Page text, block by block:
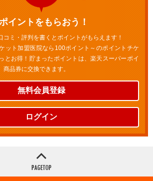
イントをもらおう！
コミ・評判を書くとポイントがもらえます！
ット加盟医院なら100ポイント～のポイントチケ
とお得！貯まったポイントは、楽天スーパーポイ
商品券に交換できます。
無料会員登録
ログイン